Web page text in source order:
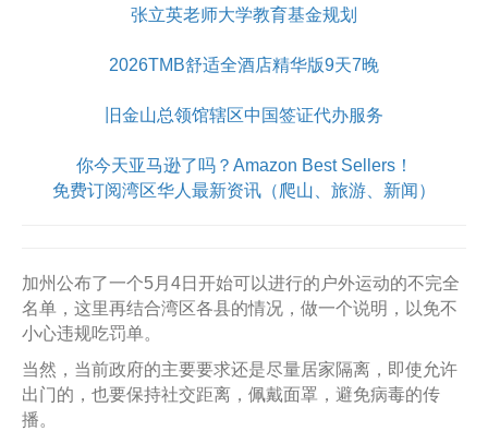
张立英老师大学教育基金规划
2026TMB舒适全酒店精华版9天7晚
旧金山总领馆辖区中国签证代办服务
你今天亚马逊了吗？Amazon Best Sellers！
免费订阅湾区华人最新资讯（爬山、旅游、新闻）
加州公布了一个5月4日开始可以进行的户外运动的不完全
名单，这里再结合湾区各县的情况，做一个说明，以免不
小心违规吃罚单。
当然，当前政府的主要要求还是尽量居家隔离，即使允许
出门的，也要保持社交距离，佩戴面罩，避免病毒的传
播。